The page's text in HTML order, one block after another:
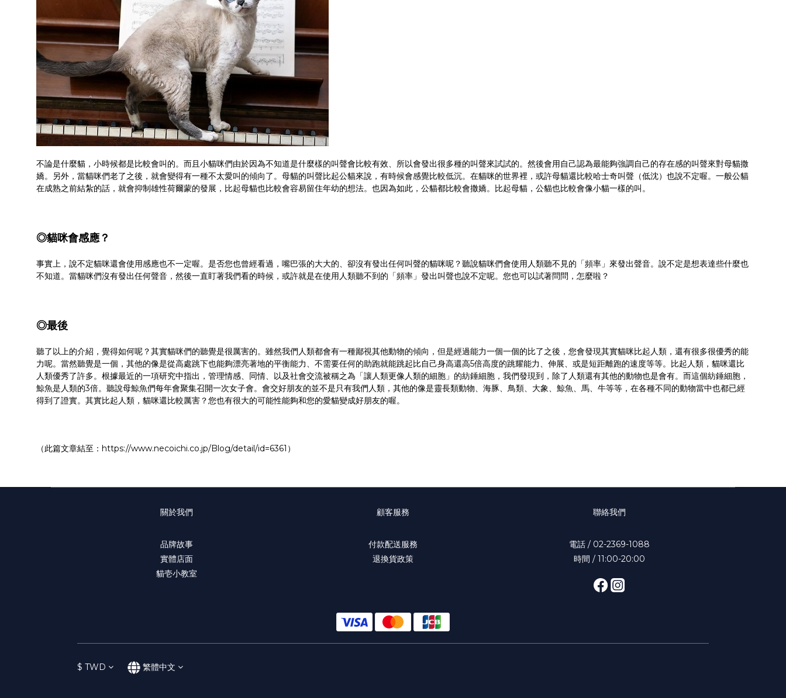
不論是什麼貓，小時候都是比較會叫的。而且小貓咪們由於因為不知道是什麼樣的叫聲會比較有效、所以會發出很多種的叫聲來試試的。然後會用自己認為最能夠強調自己的存在感的叫聲來對母貓撒
嬌。另外，當貓咪們老了之後，就會變得有一種不太愛叫的傾向了。母貓的叫聲比起公貓來說，有時候會感覺比較低沉。在貓咪的世界裡，或許母貓還比較哈士奇叫聲（低沈）也說不定喔。一般公貓
在成熟之前結紮的話，就會抑制雄性荷爾蒙的發展，比起母貓也比較會容易留住年幼的想法。也因為如此，公貓都比較會撒嬌。比起母貓，公貓也比較會像小貓一樣的叫。
◎貓咪會感應？
事實上，說不定貓咪還會使用感應也不一定喔。是否您也曾經看過，嘴巴張的大大的、卻沒有發出任何叫聲的貓咪呢？聽說貓咪們會使用人類聽不見的「頻率」來發出聲音。說不定是想表達些什麼也
不知道。當貓咪們沒有發出任何聲音，然後一直盯著我們看的時候，或許就是在使用人類聽不到的「頻率」發出叫聲也說不定呢。您也可以試著問問，怎麼啦？
◎最後
聽了以上的介紹，覺得如何呢？其實貓咪們的聽覺是很厲害的。雖然我們人類都會有一種鄙視其他動物的傾向，但是經過能力一個一個的比了之後，您會發現其實貓咪比起人類，還有很多很優秀的能
力呢。當然聽覺是一個，其他的像是從高處跳下也能夠漂亮著地的平衡能力、不需要任何的助跑就能跳起比自己身高還高5倍高度的跳耀能力、伸展、或是短距離跑的速度等等。比起人類，貓咪還比
人類優秀了許多。根據最近的一項研究中指出，管理情感、同情、以及社會交流被稱之為「讓人類更像人類的細胞」的紡錘細胞，我們發現到，除了人類還有其他的動物也是會有。而這個紡錘細胞，
鯨魚是人類的3倍。聽說母鯨魚們每年會聚集召開一次女子會。會交好朋友的並不是只有我們人類，其他的像是靈長類動物、海豚、鳥類、大象、鯨魚、馬、牛等等，在各種不同的動物當中也都已經
得到了證實。其實比起人類，貓咪還比較厲害？您也有很大的可能性能夠和您的愛貓變成好朋友的喔。
（此篇文章結至： https://www.necoichi.co.jp/Blog/detail/id=6361 ）
關於我們
品牌故事
實體店面
貓壱小教室
顧客服務
付款配送服務
退換貨政策
聯絡我們
電話 / 02-2369-1088
時間 / 11:00-20:00
$ TWD 繁體中文